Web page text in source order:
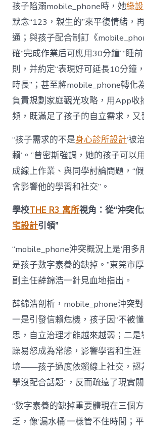
孩子陷溺mobile_phone時，她綠
默念“123，親生的”來平復情緒，
通；與孩子配合制訂《
確“完成作業后可應用30分鐘”“睡
則，并約定“表現好可延長10分鐘
時長”；甚至將mobile_phone轉
負責規劃家庭觀光攻略，用App收
頻，既滿足了孩子的自立需求，又
“孩子需求的不是身心診所設計‘被
賴’。”曾密斯強調，她的孩子可以
成線上作業、與同學討論問題，“
會影響他的學習和社交”。
學校THE R3 寓所視角：從“沖突
宅設計引領”
“mobile_phone沖突概況上是‘用多
是孩子數字素養的缺掉。”東莞市
副主任薛錦浩一針見血地指出。
薛錦浩剖析，mobile_phone沖突
一是引發信賴危機，孩子因“不被
思，自立治理才能越來越弱；二
躁易怒成為常態，影響學習和生
境——孩子過度依賴線上社交，認
學沒配合話題”，反而疏遠了現實關
“數字素養的缺掉重要體現在三個
乏，像‘漏水桶’一樣管不住時間；